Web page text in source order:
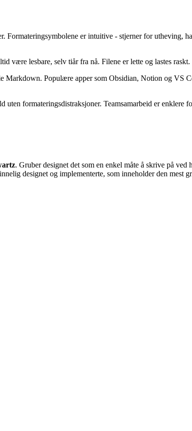
er intuitive - stjerner for utheving,
være lesbare, selv tiår fra nå. Filene er lette og lastes raskt.
Populære apper som Obsidian, Notion og VS
formateringsdistraksjoner. Teamsamarbeid er enklere
. Gruber designet det som en enkel måte å skrive på
designet og implementerte, som inneholder den mest